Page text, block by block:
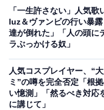
「一生許さない」人気歌
luz＆ヴァンビの行い暴
達が倒れた」「人の頭に
ラぶっかける奴」
人気コスプレイヤー、“
ミ”の噂を完全否定「根
い憶測」「然るべき対応
に講じて」